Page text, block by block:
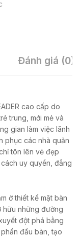
Đánh giá (0)
cao cấp do
trung, mới mẻ và
gian làm việc lãnh
phục các nhà quản
tôn lên vẻ đẹp
uy quyền, đẳng
ở thiết kế mặt bàn
hữu những đường
đột phá bằng
đầu bàn, tạo